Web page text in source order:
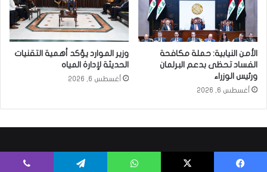
الأمن النيابية: حملة مكافحة
الفساد تحظى بدعم البرلمان
ورئيس الوزراء
أغسطس 6, 2026
وزير الموارد يؤكد أهمية التقنيات
الحديثة لإدارة المياه
أغسطس 6, 2026